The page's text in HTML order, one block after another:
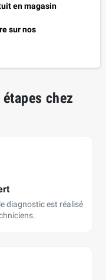
en magasin
sur nos
chez
diagnostic est réalisé